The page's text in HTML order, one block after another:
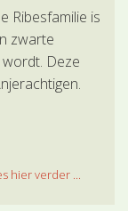
Ribesfamilie is
zwarte
Deze
hier verder ...